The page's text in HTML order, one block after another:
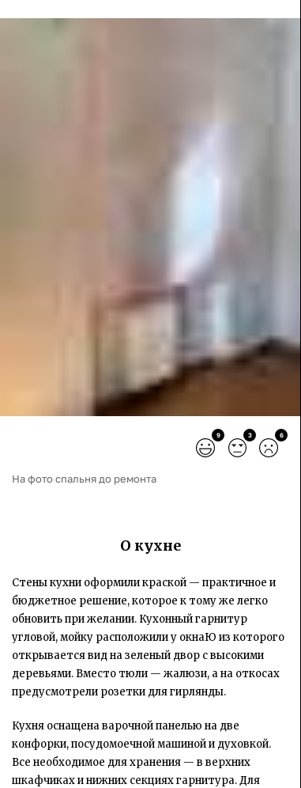
9 3 6
На фото спальня до ремонта
О кухне
Стены кухни оформили краской — практичное и
бюджетное решение, которое к тому же легко
обновить при желании. Кухонный гарнитур
угловой, мойку расположили у окнаЮ из которого
открывается вид на зеленый двор с высокими
деревьями. Вместо тюли — жалюзи, а на откосах
предусмотрели розетки для гирлянды.
Кухня оснащена варочной панелью на две
конфорки, посудомоечной машиной и духовкой.
Все необходимое для хранения — в верхних
шкафчиках и нижних секциях гарнитура. Для